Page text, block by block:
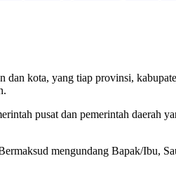
kota, yang tiap provinsi,
pusat dan pemerintah daerah
mengundang Bapak/Ibu,